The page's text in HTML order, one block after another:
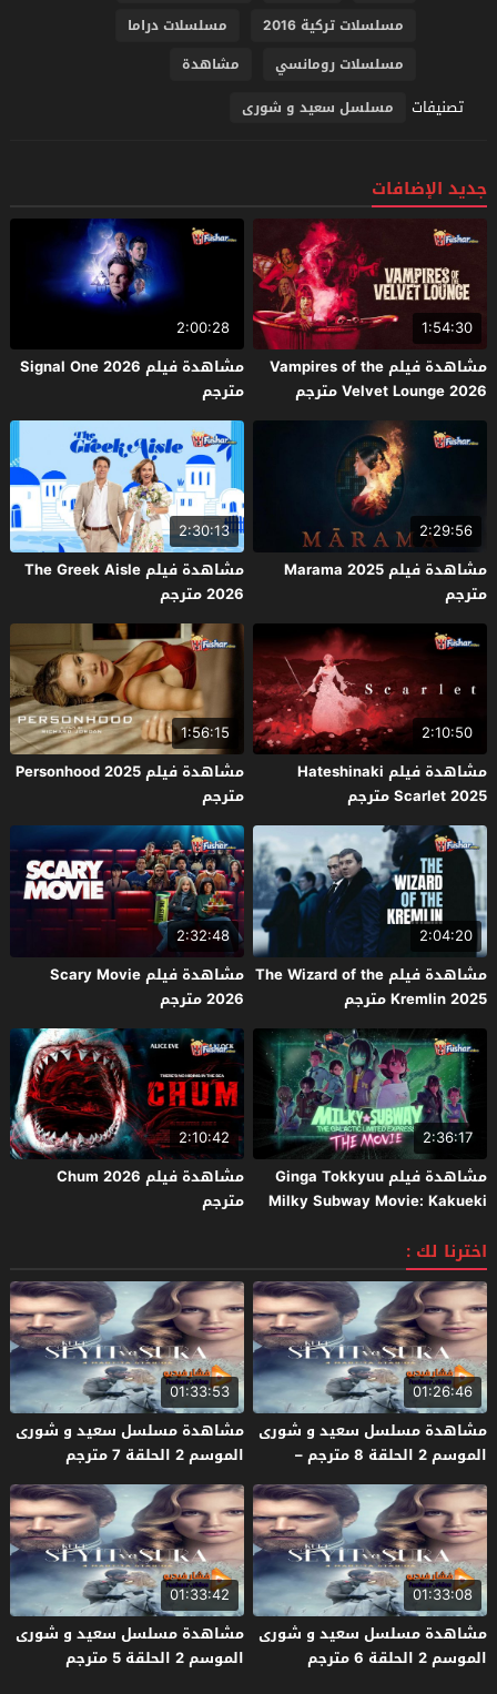
مسلسلات تركية 2016
مسلسلات دراما
مسلسلات رومانسي
مشاهدة
تصنيفات مسلسل سعيد و شورى
جديد الإضافات
1:54:30
مشاهدة فيلم Vampires of the
Velvet Lounge 2026 مترجم
2:00:28
مشاهدة فيلم Signal One 2026
مترجم
2:29:56
مشاهدة فيلم Marama 2025
مترجم
2:30:13
مشاهدة فيلم The Greek Aisle
2026 مترجم
2:10:50
مشاهدة فيلم Hateshinaki
Scarlet 2025 مترجم
1:56:15
مشاهدة فيلم Personhood 2025
مترجم
2:04:20
مشاهدة فيلم The Wizard of the
Kremlin 2025 مترجم
2:32:48
مشاهدة فيلم Scary Movie
2026 مترجم
2:36:17
مشاهدة فيلم Ginga Tokkyuu
Milky Subway Movie: Kakueki
2:10:42
مشاهدة فيلم Chum 2026
مترجم
اخترنا لك :
01:26:46
مشاهدة مسلسل سعيد و شورى
الموسم 2 الحلقة 8 مترجم –
الأخيرة
01:33:53
مشاهدة مسلسل سعيد و شورى
الموسم 2 الحلقة 7 مترجم
01:33:08
مشاهدة مسلسل سعيد و شورى
الموسم 2 الحلقة 6 مترجم
01:33:42
مشاهدة مسلسل سعيد و شورى
الموسم 2 الحلقة 5 مترجم